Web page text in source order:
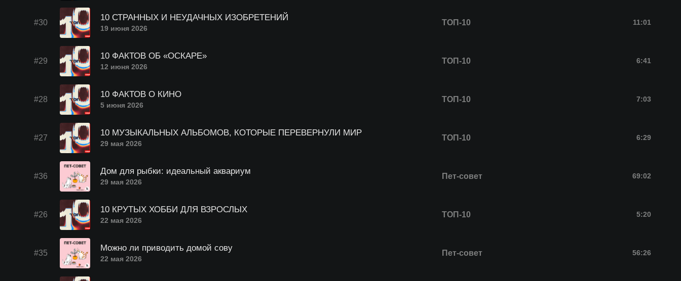
#30
10 СТРАННЫХ И НЕУДАЧНЫХ ИЗОБРЕТЕНИЙ
19 июня 2026
ТОП-10 11:01
#29
10 ФАКТОВ ОБ «ОСКАРЕ»
12 июня 2026
ТОП-10 6:41
#28
10 ФАКТОВ О КИНО
5 июня 2026
ТОП-10 7:03
#27
10 МУЗЫКАЛЬНЫХ АЛЬБОМОВ, КОТОРЫЕ ПЕРЕВЕРНУЛИ МИР
29 мая 2026
ТОП-10 6:29
#36
Дом для рыбки: идеальный аквариум
29 мая 2026
Пет-совет 69:02
#26
10 КРУТЫХ ХОББИ ДЛЯ ВЗРОСЛЫХ
22 мая 2026
ТОП-10 5:20
#35
Можно ли приводить домой сову
22 мая 2026
Пет-совет 56:26